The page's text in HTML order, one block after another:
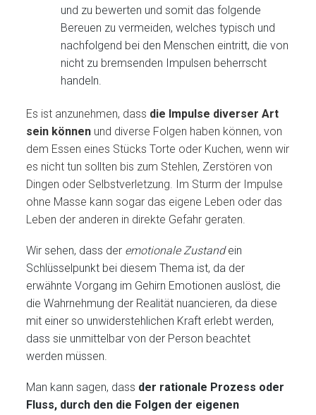
und zu bewerten und somit das folgende
Bereuen zu vermeiden, welches typisch und
nachfolgend bei den Menschen eintritt, die von
nicht zu bremsenden Impulsen beherrscht
handeln.
Es ist anzunehmen, dass die Impulse diverser Art
sein können und diverse Folgen haben können, von
dem Essen eines Stücks Torte oder Kuchen, wenn wir
es nicht tun sollten bis zum Stehlen, Zerstören von
Dingen oder Selbstverletzung. Im Sturm der Impulse
ohne Masse kann sogar das eigene Leben oder das
Leben der anderen in direkte Gefahr geraten.
Wir sehen, dass der emotionale Zustandein
Schlüsselpunkt bei diesem Thema ist, da der
erwähnte Vorgang im Gehirn Emotionen auslöst, die
die Wahrnehmung der Realität nuancieren, da diese
mit einer so unwiderstehlichen Kraft erlebt werden,
dass sie unmittelbar von der Person beachtet
werden müssen.
Man kann sagen, dass der rationale Prozess oder
Fluss, durch den die Folgen der eigenen